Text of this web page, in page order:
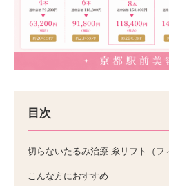
目次
切らないたるみ治療 糸リフト（フ
こんな方におすすめ